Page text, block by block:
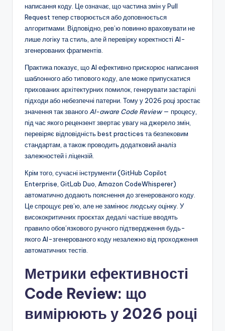
написання коду. Це означає, що частина змін у Pull
Request тепер створюється або доповнюється
алгоритмами. Відповідно, рев’ю повинно враховувати не
лише логіку та стиль, але й перевірку коректності AI-
згенерованих фрагментів.
Практика показує, що AI ефективно прискорює написання
шаблонного або типового коду, але може припускатися
прихованих архітектурних помилок, генерувати застарілі
підходи або небезпечні патерни. Тому у 2026 році зростає
значення так званогоAI-aware Code Review— процесу,
під час якого рецензент звертає увагу на джерело змін,
перевіряє відповідність best practices та безпековим
стандартам, а також проводить додатковий аналіз
залежностей і ліцензій.
Крім того, сучасні інструменти (GitHub Copilot
Enterprise, GitLab Duo, Amazon CodeWhisperer)
автоматично додають пояснення до згенерованого коду.
Це спрощує рев’ю, але не замінює людську оцінку. У
висококритичних проєктах дедалі частіше вводять
правило обов’язкового ручного підтвердження будь-
якого AI-згенерованого коду незалежно від проходження
автоматичних тестів.
Метрики ефективності
Code Review: що
вимірюють у 2026 році